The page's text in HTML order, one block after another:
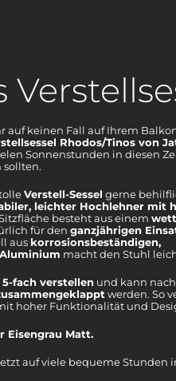
auf keinen Fall auf Ihrem
Rhodos/Tinos von
Sonnenstunden in diesen
Verstell-Sessel gerne
leichter Hochlehner mit
besteht aus einem
für den ganzjährigen
aus korrosionsbeständigen,
macht den Stuhl
5-fach verstellen und kann
werden. So
hoher Funktionalität und
Eisengrau Matt.
auf viele bequeme Stunden